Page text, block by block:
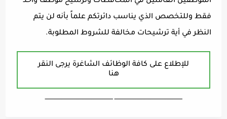
فقط وللتخصص الذي يناسب دائرتكم علماً بأنه لن يتم
النظر في أية ترشيحات مخالفة للشروط المطلوبة.
للإطلاع على كافة الوظائف الشاغرة يرجى النقر
هنا
ـــــــــــــــــــــــــــــــــــــــــــــــــــــــــــــــــــ ـــــــــــــــــــــــــــــــــــــــــــــــــــــــــــــــــــ